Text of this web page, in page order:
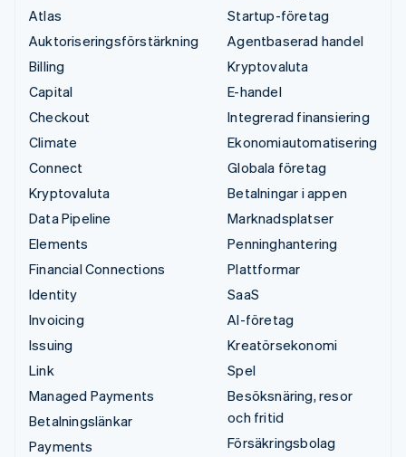
Atlas
Auktoriseringsförstärkning
Billing
Capital
Checkout
Climate
Connect
Kryptovaluta
Data Pipeline
Elements
Financial Connections
Identity
Invoicing
Issuing
Link
Managed Payments
Betalningslänkar
Payments
Startup-företag
Agentbaserad handel
Kryptovaluta
E-handel
Integrerad finansiering
Ekonomiautomatisering
Globala företag
Betalningar i appen
Marknadsplatser
Penninghantering
Plattformar
SaaS
AI-företag
Kreatörsekonomi
Spel
Besöksnäring, resor
och fritid
Försäkringsbolag